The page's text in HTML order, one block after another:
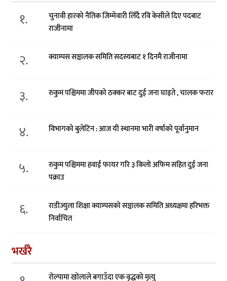
१.
चुनावी हारको नैतिक जिम्मेवारी लिँदै रवि केसीले दिए पदबाट
राजीनामा
२. क्याम्पस सञ्चालक समिति सदस्यबाट १ दिनमै राजीनामा
३. रुकुम पश्चिममा जीपको ठक्कर बाट दुई जना घाइते , चालक फरार
४. विभागको बुलेटिन : आज यी स्थानमा भारी वर्षाको पूर्वानुमान
५.
रुकुम पश्चिममा हवाई फायर गरि ३ किलो अफिम सहित दुई जना
पक्राउ
६.
राडीज्युला शिक्षा क्याम्पसको सञ्चालक समिति अध्यक्षमा हरिभक्त
निर्वाचित
भर्खरै
रोल्पामा खोलाले बगाउँदा एक वृद्धको मृत्यु